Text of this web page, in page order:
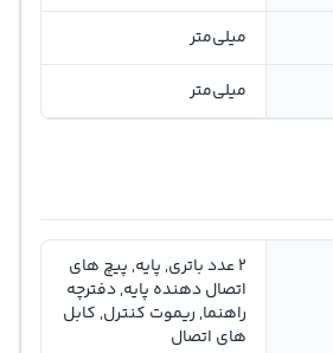
میلی‌متر
میلی‌متر
2 عدد باتری, پایه, پیچ های
اتصال دهنده پایه, دفترچه
راهنما, ریموت کنترل, کابل
های اتصال